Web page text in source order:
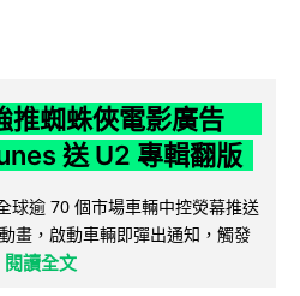
推蜘蛛俠電影廣告
送 U2 專輯翻版
球逾 70 個市場車輛中控熒幕推送
畫，啟動車輛即彈出通知，觸發
閱讀全文